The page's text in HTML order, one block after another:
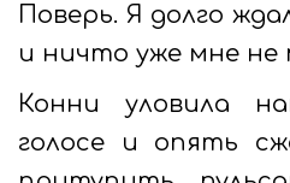
Поверь. Я долго
и ничто уже мне
Конни уловила
голосе и опять